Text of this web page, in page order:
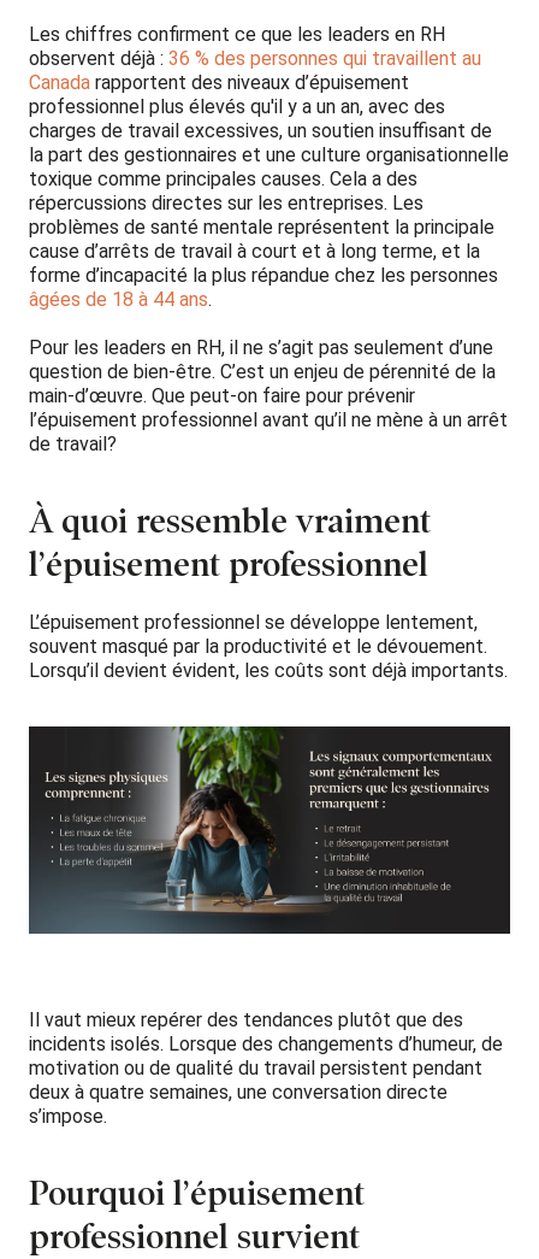
Les chiffres confirment ce que les leaders en RH
observent déjà : 36 % des personnes qui travaillent au
Canada rapportent des niveaux d’épuisement
professionnel plus élevés qu'il y a un an, avec des
charges de travail excessives, un soutien insuffisant de
la part des gestionnaires et une culture organisationnelle
toxique comme principales causes. Cela a des
répercussions directes sur les entreprises. Les
problèmes de santé mentale représentent la principale
cause d’arrêts de travail à court et à long terme, et la
forme d’incapacité la plus répandue chez les personnes
âgées de 18 à 44 ans.
Pour les leaders en RH, il ne s’agit pas seulement d’une
question de bien-être. C’est un enjeu de pérennité de la
main-d’œuvre. Que peut-on faire pour prévenir
l’épuisement professionnel avant qu’il ne mène à un arrêt
de travail?
À quoi ressemble vraiment
l’épuisement professionnel
L’épuisement professionnel se développe lentement,
souvent masqué par la productivité et le dévouement.
Lorsqu’il devient évident, les coûts sont déjà importants.
Il vaut mieux repérer des tendances plutôt que des
incidents isolés. Lorsque des changements d’humeur, de
motivation ou de qualité du travail persistent pendant
deux à quatre semaines, une conversation directe
s’impose.
Pourquoi l’épuisement
professionnel survient